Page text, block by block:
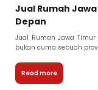
Jual Rumah
Depan
Jual Rumah Jawa
bukan cuma sebuah
Read more